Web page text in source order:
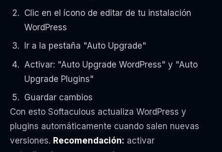
Clic en el ícono de editar de tu instalación
WordPress
Ir a la pestaña "Auto Upgrade"
Activar: "Auto Upgrade WordPress" y "Auto
Upgrade Plugins"
Guardar cambios
Con esto Softaculous actualiza WordPress y
plugins automáticamente cuando salen nuevas
versiones. Recomendación: activar